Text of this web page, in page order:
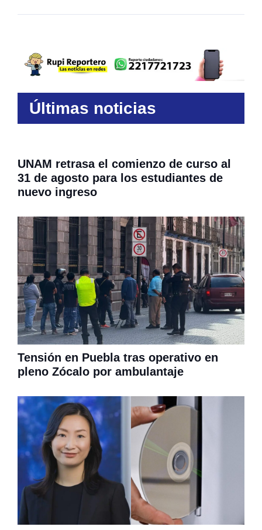
Últimas noticias
UNAM retrasa el comienzo de curso al
31 de agosto para los estudiantes de
nuevo ingreso
Tensión en Puebla tras operativo en
pleno Zócalo por ambulantaje